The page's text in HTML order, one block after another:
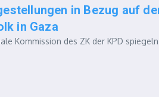
in Bezug auf
in Gaza
Kommission des ZK der KPD